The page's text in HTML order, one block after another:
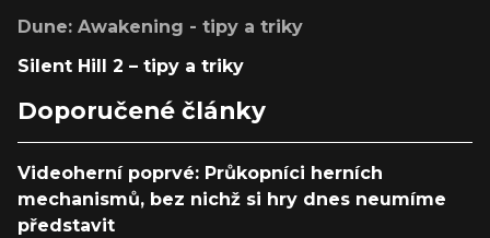
Dune: Awakening - tipy a triky
Silent Hill 2 – tipy a triky
Doporučené články
Videoherní poprvé: Průkopníci herních
mechanismů, bez nichž si hry dnes neumíme
představit